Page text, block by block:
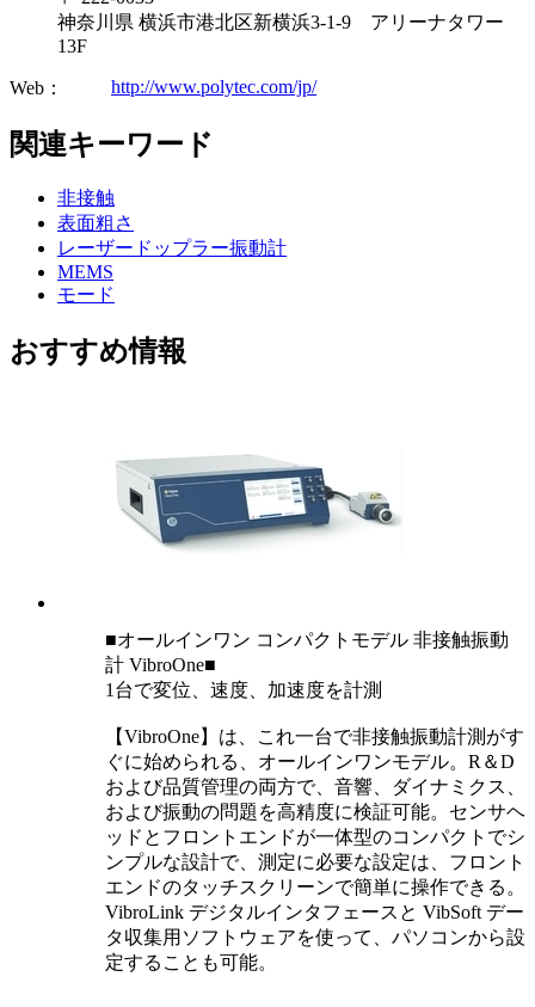
神奈川県 横浜市港北区新横浜3-1-9 アリーナタワー
13F
Web： http://www.polytec.com/jp/
関連キーワード
非接触
表面粗さ
レーザードップラー振動計
MEMS
モード
おすすめ情報
■オールインワン コンパクトモデル 非接触振動
計 VibroOne■
1台で変位、速度、加速度を計測
【VibroOne】は、これ一台で非接触振動計測がす
ぐに始められる、オールインワンモデル。R＆D
および品質管理の両方で、音響、ダイナミクス、
および振動の問題を高精度に検証可能。センサヘ
ッドとフロントエンドが一体型のコンパクトでシ
ンプルな設計で、測定に必要な設定は、フロント
エンドのタッチスクリーンで簡単に操作できる。
VibroLink デジタルインタフェースと VibSoft デー
タ収集用ソフトウェアを使って、パソコンから設
定することも可能。